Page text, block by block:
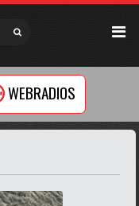
WEBRADIOS